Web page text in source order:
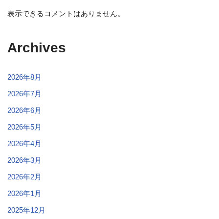
表示できるコメントはありません。
Archives
2026年8月
2026年7月
2026年6月
2026年5月
2026年4月
2026年3月
2026年2月
2026年1月
2025年12月